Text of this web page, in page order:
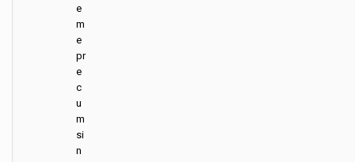
e
m
e
pr
e
c
u
m
si
n